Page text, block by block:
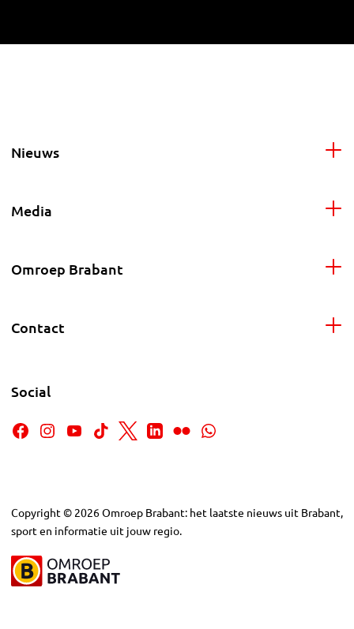
Nieuws
Media
Omroep Brabant
Contact
Social
Copyright © 2026Omroep Brabant: het laatste nieuws uit Brabant,
sport en informatie uit jouw regio.